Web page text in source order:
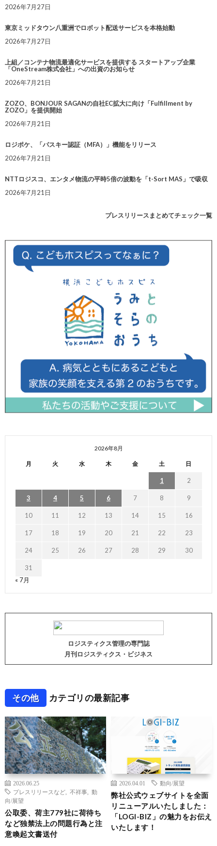
2026年7月27日
東京ミッドタウン八重洲でロボット配送サービスを本格始動
2026年7月27日
上組／コンテナ物流最適化サービスを提供する スタートアップ企業
「OneStream株式会社」への出資のお知らせ
2026年7月21日
ZOZO、BONJOUR SAGANの自社EC拡大に向け「Fulfillment by
ZOZO」を提供開始
2026年7月21日
ロジポケ、「パスキー認証（MFA）」機能をリリース
2026年7月21日
NTTロジスコ、エンタメ物流の平時5倍の波動を「t-Sort MAS」で吸収
2026年7月21日
プレスリリースまとめてチェック一覧
2026年8月
月 火 水 木 金 土 日
1 2
3 4 5 6 7 8 9
10 11 12 13 14 15 16
17 18 19 20 21 22 23
24 25 26 27 28 29 30
31
« 7月
ロジスティクス管理の専門誌
月刊ロジスティクス・ビジネス
その他 カテゴリの最新記事
2026.06.25
プレスリリースなど
不祥事
動
向/展望
公取委、荷主779社に荷待ち
など独禁法上の問題行為と注
意喚起文書送付
2026.04.01 動向/展望
弊社公式ウェブサイトを全面
リニューアルいたしました：
「LOGI-BIZ」の魅力をお伝え
いたします！